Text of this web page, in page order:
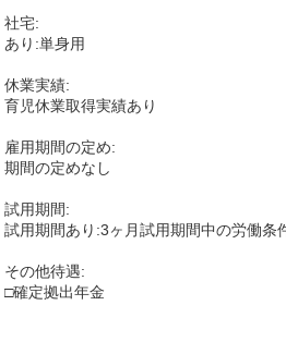
社宅:
あり:単身用
休業実績:
育児休業取得実績あり
雇用期間の定め:
期間の定めなし
試用期間:
試用期間あり:3ヶ月試用期間中の労働条
その他待遇:
□確定拠出年金